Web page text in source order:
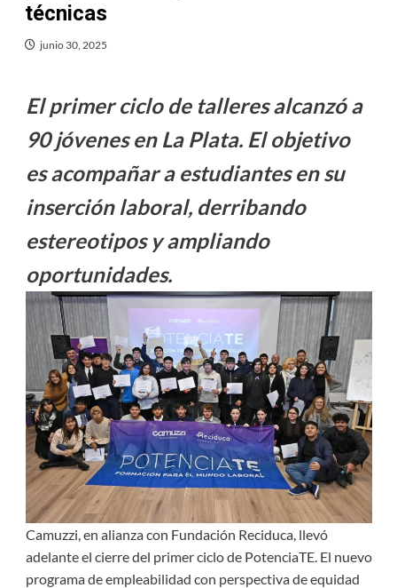
técnicas
junio 30, 2025
El primer ciclo de talleres alcanzó a
90 jóvenes en La Plata. El objetivo
es acompañar a estudiantes en su
inserción laboral, derribando
estereotipos y ampliando
oportunidades.
Camuzzi, en alianza con Fundación Reciduca, llevó
adelante el cierre del primer ciclo de PotenciaTE. El nuevo
programa de empleabilidad con perspectiva de equidad